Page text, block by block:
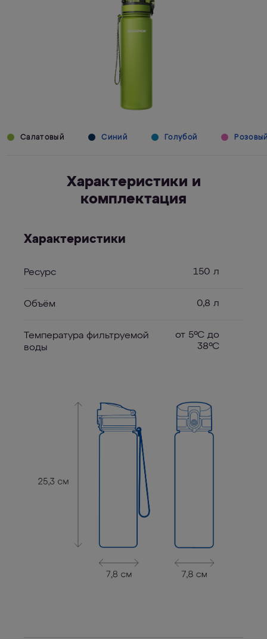
Салатовый Синий Голубой
Характеристики и
комплектация
Характеристики
Ресурс 150 л
Объём 0,8 л
Температура фильтруемой
воды
от 5ºC до
38ºC